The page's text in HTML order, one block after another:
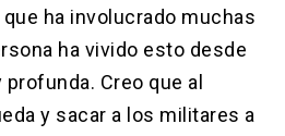
ha involucrado muchas
ha vivido esto desde
Creo que al
y sacar a los militares a